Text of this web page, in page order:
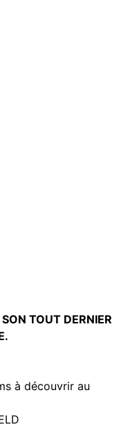
SON TOUT DERNIER
à découvrir au